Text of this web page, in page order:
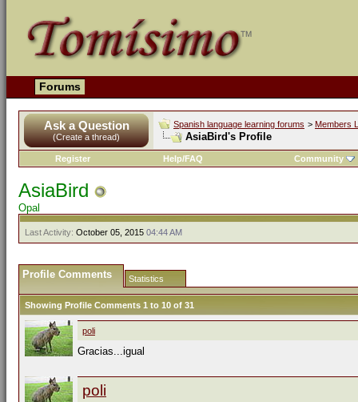
Forums
Ask a Question
(Create a thread)
Spanish language learning forums > Members
AsiaBird's Profile
Register Help/FAQ Community
AsiaBird
Opal
Last Activity: October 05, 2015 04:44 AM
Profile Comments Statistics
Showing Profile Comments 1 to 10 of 31
poli
Gracias...igual
poli